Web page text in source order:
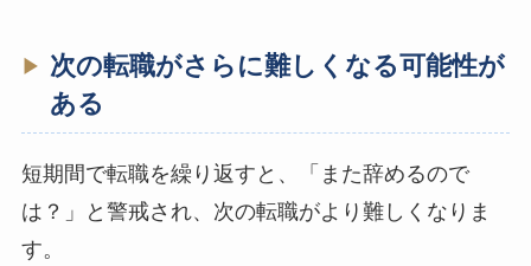
次の転職がさらに難しくなる可能性が
ある
短期間で転職を繰り返すと、「また辞めるので
は？」と警戒され、次の転職がより難しくなりま
す。